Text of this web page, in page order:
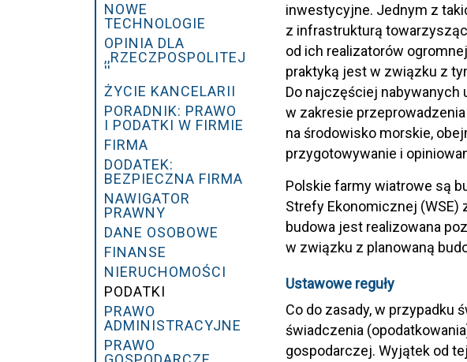
inwestycyjne. Jednym z
z infrastrukturą
od ich realizatorów
praktyką jest w związku z
Do najczęściej nabywanych
w zakresie
na środowisko morskie,
przygotowywanie i
Polskie farmy wiatrowe są
Strefy Ekonomicznej
budowa jest realizowana
w związku z planowaną
Ustawowe reguły
Co do zasady, w przypadku
świadczenia
gospodarczej. Wyjątek od
NOWE
TECHNOLOGIE
OPINIA DLA
,,RZECZPOSPOLITEJ
''
ŻYCIE KANCELARII
PORADNIK: PRAWO
I PODATKI W FIRMIE
FIRMA
DODATEK:
BEZPIECZNA FIRMA
NAWIGATOR
PRAWNY
DANE OSOBOWE
FINANSE
NIERUCHOMOŚCI
PODATKI
PRAWO
ADMINISTRACYJNE
PRAWO